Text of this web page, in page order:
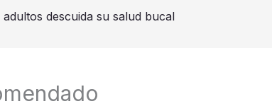
adultos descuida su salud bucal